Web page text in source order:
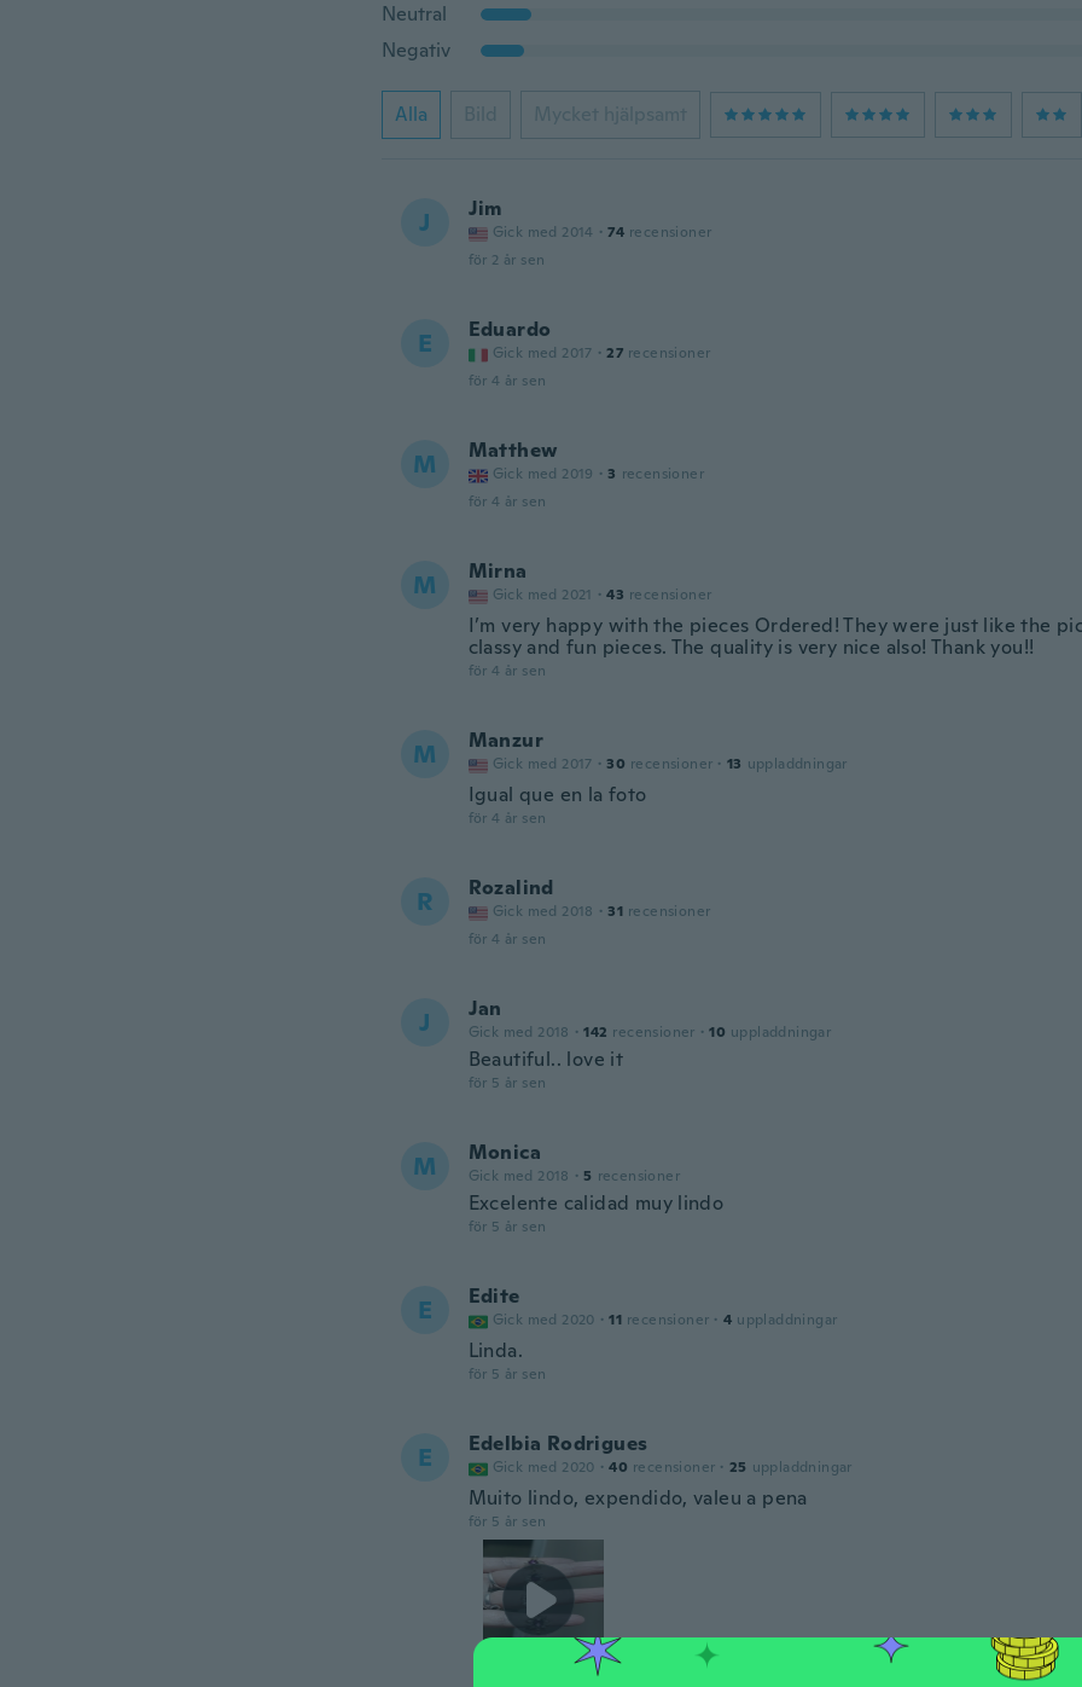
Neutral
Negativ
Alla Bild Mycket hjälpsamt
J Jim
Gick med 2014 · 74 recensioner
för 2 år sen
E Eduardo
Gick med 2017 · 27 recensioner
för 4 år sen
M Matthew
Gick med 2019 · 3 recensioner
för 4 år sen
M Mirna
Gick med 2021 · 43 recensioner
I’m very happy with the pieces Ordered! They were just like the
classy and fun pieces. The quality is very nice also! Thank you!!
för 4 år sen
M Manzur
Gick med 2017 · 30 recensioner · 13 uppladdningar
Igual que en la foto
för 4 år sen
R Rozalind
Gick med 2018 · 31 recensioner
för 4 år sen
J Jan
Gick med 2018 · 142 recensioner · 10 uppladdningar
Beautiful.. love it
för 5 år sen
M Monica
Gick med 2018 · 5 recensioner
Excelente calidad muy lindo
för 5 år sen
E Edite
Gick med 2020 · 11 recensioner · 4 uppladdningar
Linda.
för 5 år sen
E Edelbia Rodrigues
Gick med 2020 · 40 recensioner · 25 uppladdningar
Muito lindo, expendido, valeu a pena
för 5 år sen